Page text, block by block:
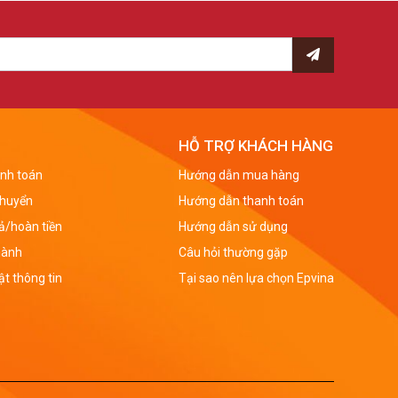
cao su, nhựa dẻo, da, mica, vải, sứ…
bất cứ hình dạng nào mà khách hàng yêu cầu
tiện giao thông, chai nước, lá cây, các nhân vật
phù hợp như: in lưới, in decal, khắc laser, dập
toán
hoàn tiền
thông tin
HỖ TRỢ KHÁCH HÀNG
Hướng dẫn mua hàng
Hướng dẫn thanh toán
Hướng dẫn sử dụng
Câu hỏi thường gặp
Tại sao nên lựa chọn Epvina